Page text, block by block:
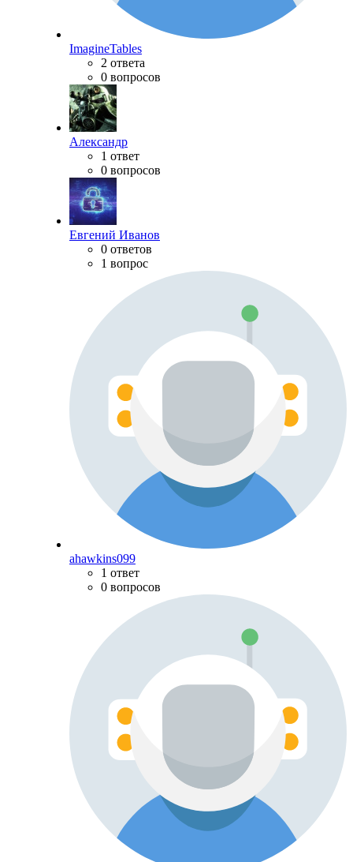
ImagineTables
2 ответа
0 вопросов
Александр
1 ответ
0 вопросов
Евгений Иванов
0 ответов
1 вопрос
ahawkins099
1 ответ
0 вопросов